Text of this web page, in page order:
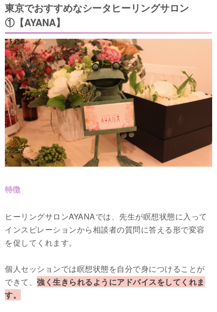
東京でおすすめなシータヒーリングサロン
①【AYANA】
特徴
ヒーリングサロンAYANAでは、先生が瞑想状態に入って
インスピレーションから相談者の質問に答える形で変容
を促してくれます。
個人セッションでは瞑想状態を自分で身につけることが
できて、 強く生きられるようにアドバイスをしてくれま
す。